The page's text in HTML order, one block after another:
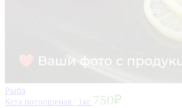
Рыба
Кета потрошеная | 1кг 750₽